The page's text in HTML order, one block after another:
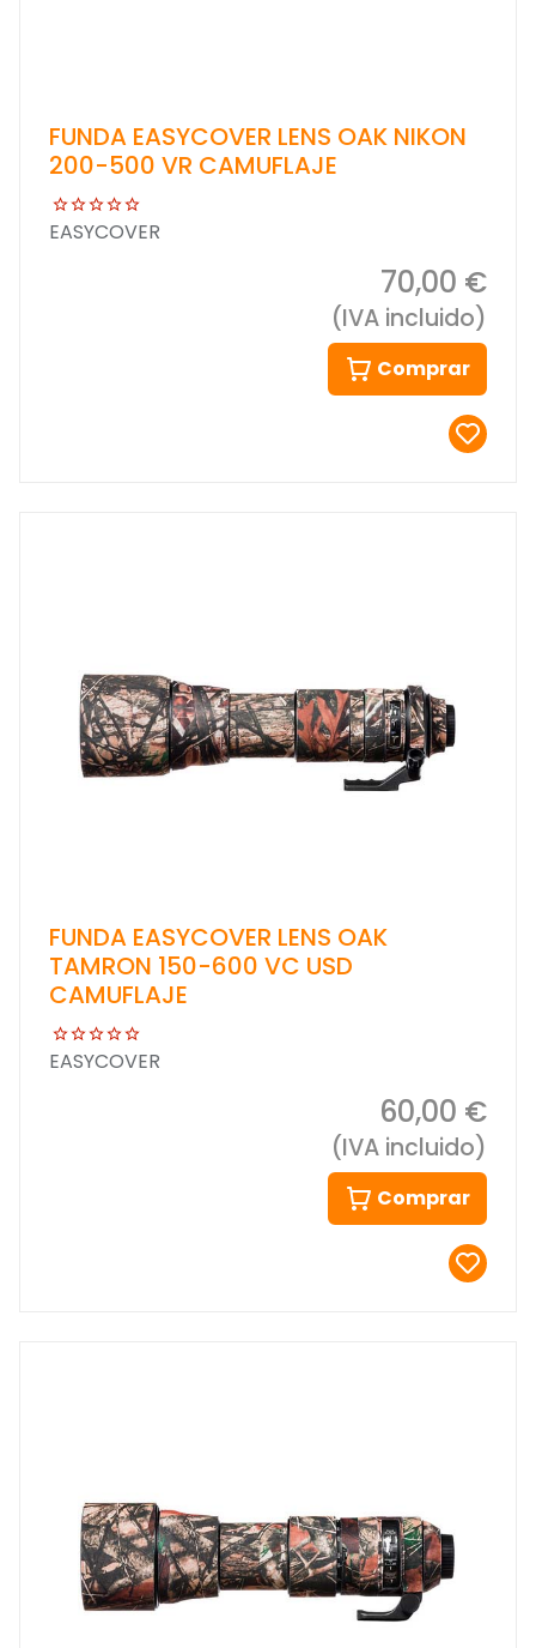
FUNDA EASYCOVER LENS OAK NIKON
200-500 VR CAMUFLAJE
EASYCOVER
70,00 €
(IVA incluido)
Comprar
FUNDA EASYCOVER LENS OAK
TAMRON 150-600 VC USD
CAMUFLAJE
EASYCOVER
60,00 €
(IVA incluido)
Comprar